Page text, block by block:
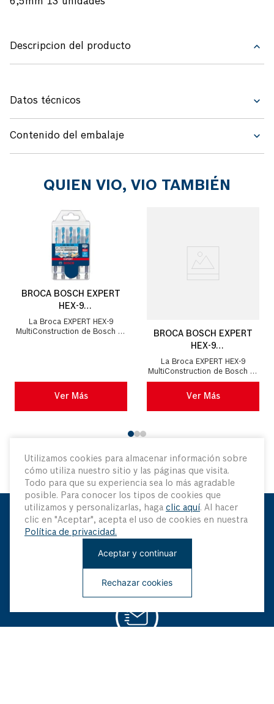
Utilizamos cookies para almacenar información sobre
cómo utiliza nuestro sitio y las páginas que visita.
Todo para que su experiencia sea lo más agradable
posible. Para conocer los tipos de cookies que
utilizamos y personalizarlas, haga clic aquí. Al hacer
clic en "Aceptar", acepta el uso de cookies en nuestra
Política de privacidad.
Rechazar cookies
Aceptar y continuar
Descripcion del producto
Datos técnicos
Contenido del embalaje
QUIEN VIO, VIO TAMBIÉN
BROCA BOSCH EXPERT
HEX-9
MULTICONSTRUCTION
5,5/6/6/7/8 5UND
La Broca EXPERT HEX-9
MultiConstruction de Bosch La
Ver Más
BROCA BOSCH EXPERT
HEX-9
MULTICONSTRUCTION
4/5/6/6/8 5UND
La Broca EXPERT HEX-9
MultiConstruction de Bosch La
Broca HEX-9 MultiConstruction
ofrece una perforación estable
y prec...
Ver Más
Mantenme Actualizado
Sé el primero en saber sobre nuestras últimas innovaciones
y ofertas especiales